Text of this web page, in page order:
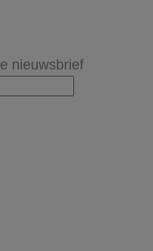
nieuwsbrief